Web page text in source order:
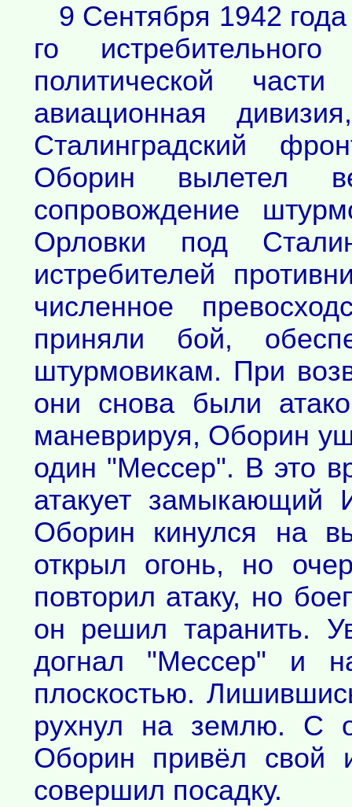
9 Сентября 1942
го
политической
авиационная
Сталинградский
Оборин вылетел
сопровождение
Орловки под
истребителей
численное
приняли бой,
штурмовикам. При
они снова были
маневрируя, Оборин
один "Мессер". В это
атакует замыкающий
Оборин кинулся на
открыл огонь, но
повторил атаку, но
он решил таранить.
догнал "Мессер" и
плоскостью.
рухнул на землю. С
Оборин привёл свой
совершил посадку.